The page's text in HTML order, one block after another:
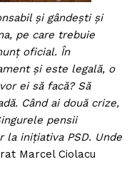
şi gândeşti şi
pe care trebuie
oficial. În
şi este legală, o
ei să facă? Să
Când ai două crize,
pensii
la iniţiativa PSD. Unde
Marcel Ciolacu